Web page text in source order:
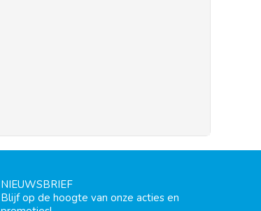
NIEUWSBRIEF
Blijf op de hoogte van onze acties en